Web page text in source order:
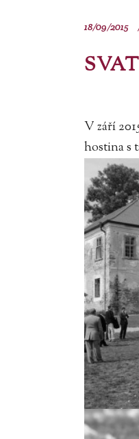
18/09/2015
V září
hostina s